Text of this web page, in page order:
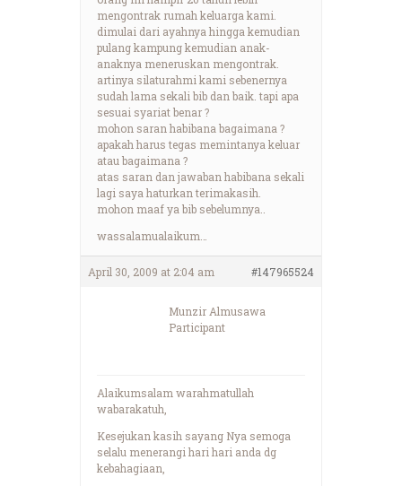
mengontrak rumah keluarga kami.
dimulai dari ayahnya hingga kemudian
pulang kampung kemudian anak-
anaknya meneruskan mengontrak.
artinya silaturahmi kami sebenernya
sudah lama sekali bib dan baik. tapi apa
sesuai syariat benar ?
mohon saran habibana bagaimana ?
apakah harus tegas memintanya keluar
atau bagaimana ?
atas saran dan jawaban habibana sekali
lagi saya haturkan terimakasih.
mohon maaf ya bib sebelumnya..
wassalamualaikum…
April 30, 2009 at 2:04 am #147965524
Munzir Almusawa
Participant
Alaikumsalam warahmatullah
wabarakatuh,
Kesejukan kasih sayang Nya semoga
selalu menerangi hari hari anda dg
kebahagiaan,